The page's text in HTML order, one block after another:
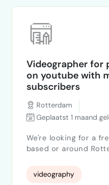
Videographer for
on youtube with
subscribers
Rotterdam
Geplaatst 1 maand
We're looking for a
based or around Rotterdam!
professional guitarist
most well-known
videography